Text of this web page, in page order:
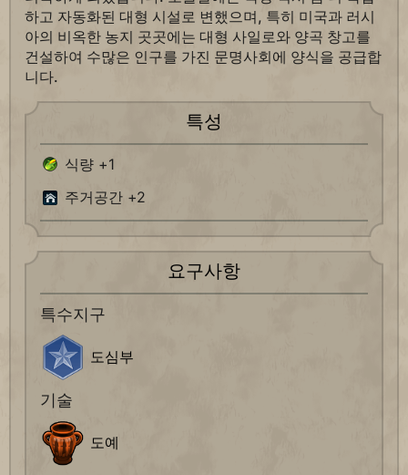
하고 자동화된 대형 시설로 변했으며, 특히 미국과 러시
아의 비옥한 농지 곳곳에는 대형 사일로와 양곡 창고를
건설하여 수많은 인구를 가진 문명사회에 양식을 공급합
니다.
특성
식량 +1
주거공간 +2
요구사항
특수지구
도심부
기술
도예